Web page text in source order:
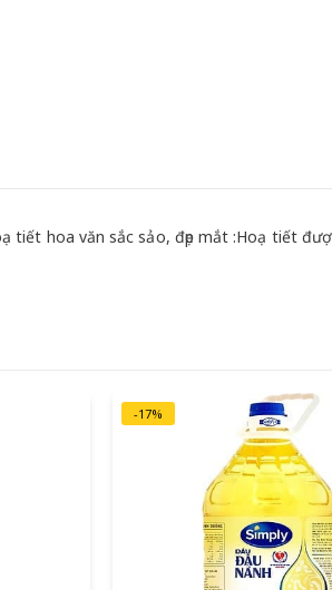
tiết hoa văn sắc sảo, đẹp mắt :Hoạ tiết
-17%